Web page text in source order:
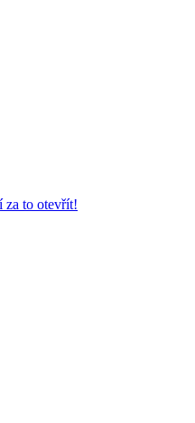
za to otevřít!